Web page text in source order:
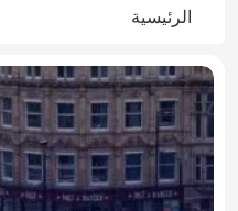
الرئيسية